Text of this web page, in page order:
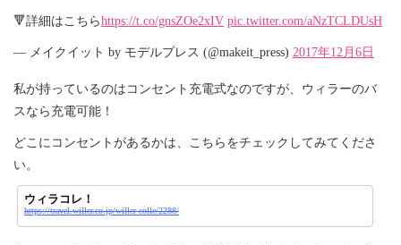
🔻詳細はこちらhttps://t.co/gnsZOe2xIV pic.twitter.com/aNzTCLDUsH
— メイクイット by モデルプレス (@makeit_press) 2017年12月6日
私が持っているのはコンセント充電式なのですが、ウィラーのバ
スなら充電可能！
どこにコンセントがあるかは、こちらをチェックしてみてくださ
い。
ウィラコレ！
https://travel.willer.co.jp/willer-colle/2288/